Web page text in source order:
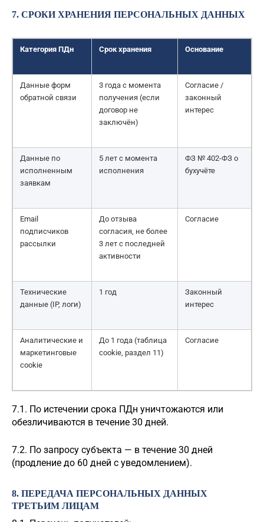
7. СРОКИ ХРАНЕНИЯ ПЕРСОНАЛЬНЫХ ДАННЫХ
Категория ПДн Срок хранения Основание
Данные форм
обратной связи
3 года с момента
получения (если
договор не
заключён)
Согласие /
законный
интерес
Данные по
исполненным
заявкам
5 лет с момента
исполнения
ФЗ № 402-ФЗ о
бухучёте
Email
подписчиков
рассылки
До отзыва
согласия, не более
3 лет с последней
активности
Согласие
Технические
данные (IP, логи)
1 год
Законный
интерес
Аналитические и
маркетинговые
cookie
До 1 года (таблица
cookie, раздел 11)
Согласие
7.1. По истечении срока ПДн уничтожаются или
обезличиваются в течение 30 дней.
7.2. По запросу субъекта — в течение 30 дней
(продление до 60 дней с уведомлением).
8. ПЕРЕДАЧА ПЕРСОНАЛЬНЫХ ДАННЫХ
ТРЕТЬИМ ЛИЦАМ